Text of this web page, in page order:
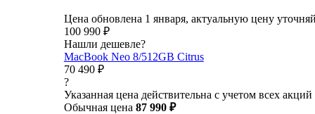
Цена обновлена 1 января, актуальную цену
100 990 ₽
Нашли дешевле?
MacBook Neo 8/512GB Citrus
70 490 ₽
?
Указанная цена действительна с учетом всех акций
Обычная цена 87 990 ₽